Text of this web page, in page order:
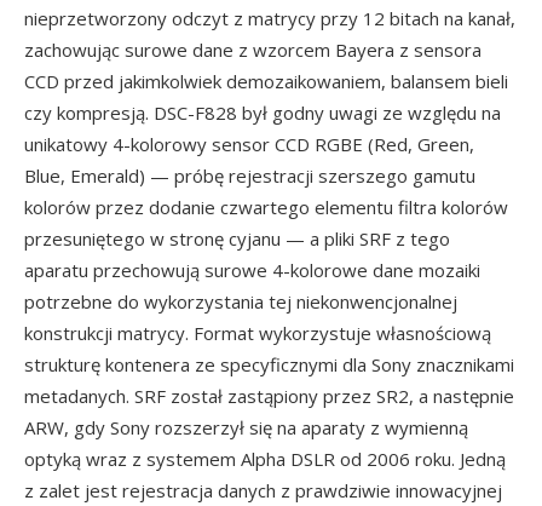
nieprzetworzony odczyt z matrycy przy 12 bitach na kanał,
zachowując surowe dane z wzorcem Bayera z sensora
CCD przed jakimkolwiek demozaikowaniem, balansem bieli
czy kompresją. DSC-F828 był godny uwagi ze względu na
unikatowy 4-kolorowy sensor CCD RGBE (Red, Green,
Blue, Emerald) — próbę rejestracji szerszego gamutu
kolorów przez dodanie czwartego elementu filtra kolorów
przesuniętego w stronę cyjanu — a pliki SRF z tego
aparatu przechowują surowe 4-kolorowe dane mozaiki
potrzebne do wykorzystania tej niekonwencjonalnej
konstrukcji matrycy. Format wykorzystuje własnościową
strukturę kontenera ze specyficznymi dla Sony znacznikami
metadanych. SRF został zastąpiony przez SR2, a następnie
ARW, gdy Sony rozszerzył się na aparaty z wymienną
optyką wraz z systemem Alpha DSLR od 2006 roku. Jedną
z zalet jest rejestracja danych z prawdziwie innowacyjnej